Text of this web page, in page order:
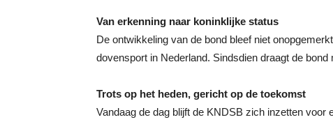
Van erkenning naar koninklijke status
De ontwikkeling van de bond bleef niet
dovensport in Nederland. Sindsdien draagt de
Trots op het heden, gericht op de toekomst
Vandaag de dag blijft de KNDSB zich inzetten